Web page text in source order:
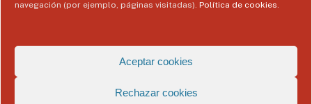
navegación (por ejemplo, páginas visitadas). Política de cookies.
Aceptar cookies
Rechazar cookies
Área del Colegiado
Acceder